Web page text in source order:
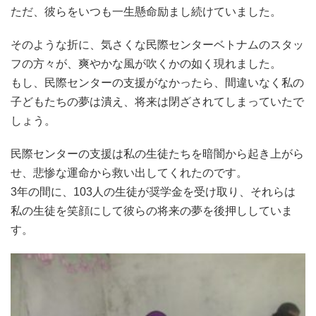
ただ、彼らをいつも一生懸命励まし続けていました。
そのような折に、気さくな民際センターベトナムのスタッ
フの方々が、爽やかな風が吹くかの如く現れました。
もし、民際センターの支援がなかったら、間違いなく私の
子どもたちの夢は潰え、将来は閉ざされてしまっていたで
しょう。
民際センターの支援は私の生徒たちを暗闇から起き上がら
せ、悲惨な運命から救い出してくれたのです。
3年の間に、103人の生徒が奨学金を受け取り、それらは
私の生徒を笑顔にして彼らの将来の夢を後押ししていま
す。